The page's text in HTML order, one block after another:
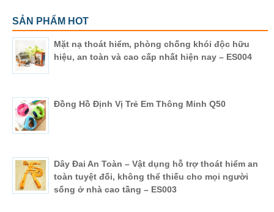
SẢN PHẨM HOT
Mặt nạ thoát hiểm, phòng chống khói độc hữu
hiệu, an toàn và cao cấp nhất hiện nay – ES004
Đồng Hồ Định Vị Trẻ Em Thông Minh Q50
Dây Đai An Toàn – Vật dụng hỗ trợ thoát hiểm an
toàn tuyệt đối, không thể thiếu cho mọi người
sống ở nhà cao tầng – ES003